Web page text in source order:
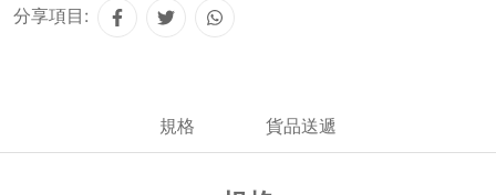
分享項目:
規格 貨品送遞